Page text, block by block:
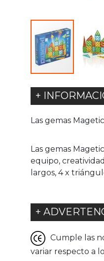
+
Las gemas
Las gemas
equipo,
largos, 4 x
+
Cumple las
variar respecto a